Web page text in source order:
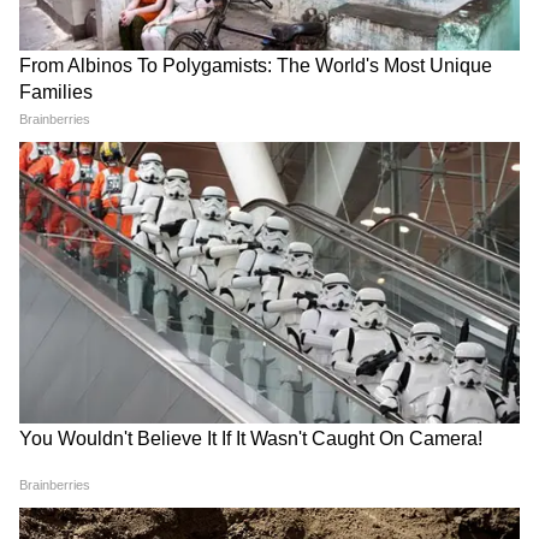
1975 में पहला विश्वकप खेला गया और क्लाइव लायड
की कप्तानी वाली वेस्टइंडीज ने इंग्लैंड को हराकर खिताब
पर कब्जा किया। इसके अगले सीजन यानि 1979 में भी
क्लाइव लायड की कप्तानी वाली विंडीज टीम ने विश्वकप
कप का खिताब जीता। तीसरी बार 1983 में भी वेस्टइंडीज
की टीम फाइनल में पहुंची थी, तब कपिल देव की अगुवाई
वाली भारतीय टीम ने वेस्टइंडीज को हराकर पहली बार
विश्वकप जीता था। इसके बाद दो बार और वेस्टइंडीज की
टीम सेमीफाइनल तक पहुंची और सभी 12 सीजन में
DOWNLOAD APP
RECOMMENDED STORIES